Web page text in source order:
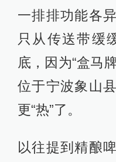
一排排功能各
只从传送带缓
底，因为“盒马
位于宁波象山
更“热”了。
以往提到精酿